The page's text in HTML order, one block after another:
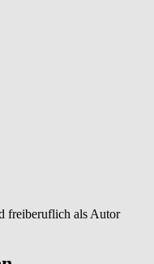
freiberuflich als Autor